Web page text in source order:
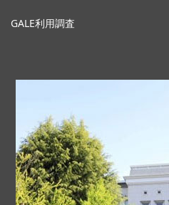
GALE利用調査